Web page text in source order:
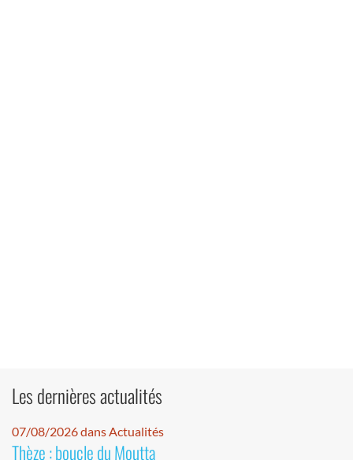
Les dernières actualités
07/08/2026 dans Actualités
Thèze : boucle du Moutta